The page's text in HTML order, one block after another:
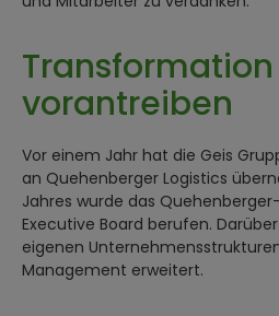
Transformation
vorantreiben
Vor einem Jahr hat die Geis
an Quehenberger Logistics
Jahres wurde das
Executive Board berufen.
eigenen
Management erweitert.